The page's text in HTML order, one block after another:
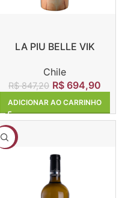
LA PIU BELLE VIK
Chile
R$847,20 R$ 694,90
ADICIONAR AO CARRINHO
-13%